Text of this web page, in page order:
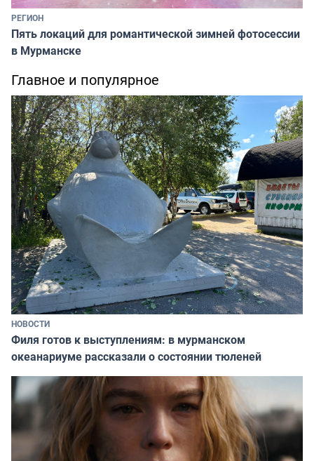
РЕГИОН
Пять локаций для романтической зимней фотосессии
в Мурманске
Главное и популярное
НОВОСТИ
Филя готов к выступлениям: в мурманском
океанариуме рассказали о состоянии тюленей